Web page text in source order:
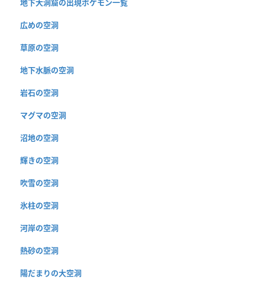
地下大洞窟の出現ポケモン一覧
広めの空洞
草原の空洞
地下水脈の空洞
岩石の空洞
マグマの空洞
沼地の空洞
輝きの空洞
吹雪の空洞
氷柱の空洞
河岸の空洞
熱砂の空洞
陽だまりの大空洞